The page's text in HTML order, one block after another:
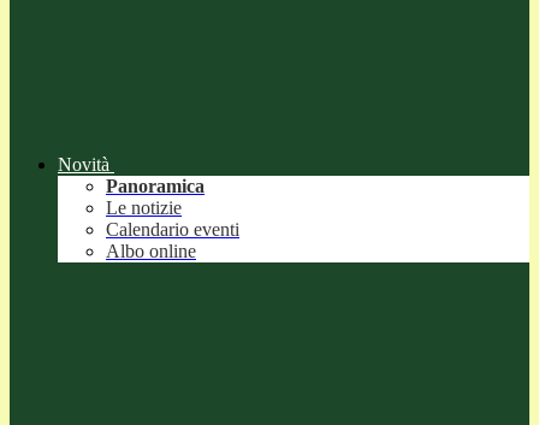
Novità
Panoramica
Le notizie
Calendario eventi
Albo online